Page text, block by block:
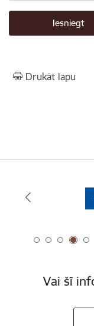
Drukāt lapu
Vai šī